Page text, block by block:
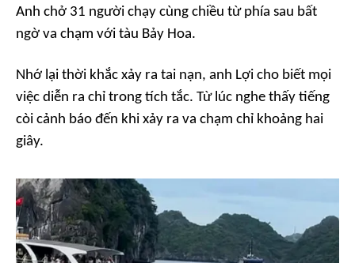
Anh chở 31 người chạy cùng chiều từ phía sau bất
ngờ va chạm với tàu Bảy Hoa.
Nhớ lại thời khắc xảy ra tai nạn, anh Lợi cho biết mọi
việc diễn ra chỉ trong tích tắc. Từ lúc nghe thấy tiếng
còi cảnh báo đến khi xảy ra va chạm chỉ khoảng hai
giây.